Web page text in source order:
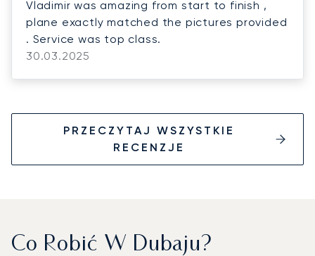
Vladimir was amazing from start to finish ,
plane exactly matched the pictures provided
. Service was top class.
30.03.2025
PRZECZYTAJ WSZYSTKIE
RECENZJE
Co Robić W Dubaju?